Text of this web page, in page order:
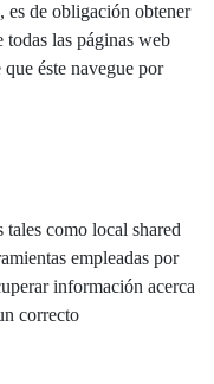
es de obligación obtener
las páginas web
éste navegue por
como local shared
empleadas por
información acerca
correcto